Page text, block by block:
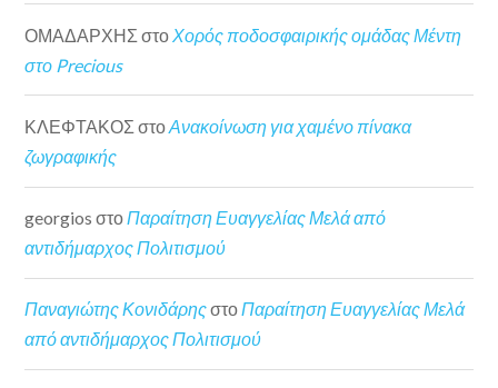
ΟΜΑΔΑΡΧΗΣ στοΧορός ποδοσφαιρικής ομάδας Μέντη
στο Precious
ΚΛΕΦΤΑΚΟΣ στοΑνακοίνωση για χαμένο πίνακα
ζωγραφικής
georgios στοΠαραίτηση Ευαγγελίας Μελά από
αντιδήμαρχος Πολιτισμού
Παναγιώτης ΚονιδάρηςστοΠαραίτηση Ευαγγελίας Μελά
από αντιδήμαρχος Πολιτισμού